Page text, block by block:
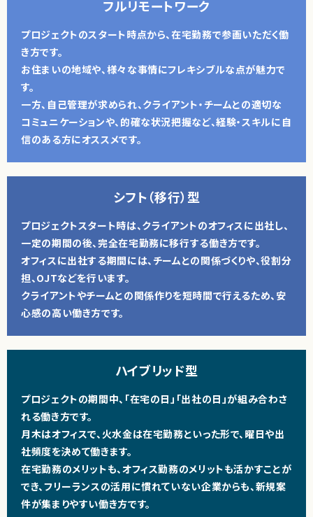
フルリモートワーク
プロジェクトのスタート時点から、在宅勤務で参画いただく働
き方です。
お住まいの地域や、様々な事情にフレキシブルな点が魅力で
す。
一方、自己管理が求められ、クライアント・チームとの適切な
コミュニケーションや、的確な状況把握など、経験・スキルに自
信のある方にオススメです。
シフト（移行）型
プロジェクトスタート時は、クライアントのオフィスに出社し、
一定の期間の後、完全在宅勤務に移行する働き方です。
オフィスに出社する期間には、チームとの関係づくりや、役割分
担、OJTなどを行います。
クライアントやチームとの関係作りを短時間で行えるため、安
心感の高い働き方です。
ハイブリッド型
プロジェクトの期間中、「在宅の日」「出社の日」が組み合わさ
れる働き方です。
月木はオフィスで、火水金は在宅勤務といった形で、曜日や出
社頻度を決めて働きます。
在宅勤務のメリットも、オフィス勤務のメリットも活かすことが
でき、フリーランスの活用に慣れていない企業からも、新規案
件が集まりやすい働き方です。